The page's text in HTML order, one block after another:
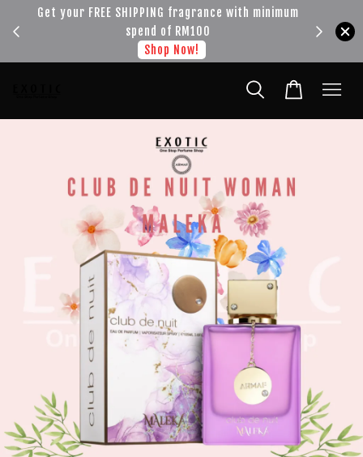
Get your FREE SHIPPING fragrance with minimum
spend of RM100
Shop Now!